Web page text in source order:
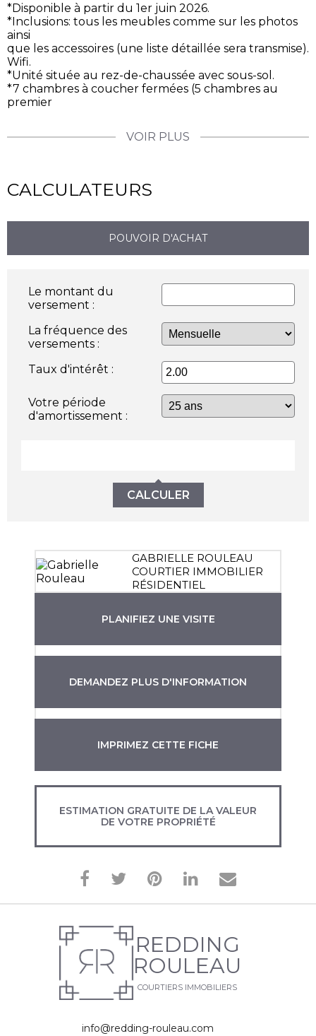
*Disponible à partir du 1er juin 2026.
*Inclusions: tous les meubles comme sur les photos
ainsi
que les accessoires (une liste détaillée sera transmise).
Wifi.
*Unité située au rez-de-chaussée avec sous-sol.
*7 chambres à coucher fermées (5 chambres au
premier
VOIR PLUS
CALCULATEURS
POUVOIR D'ACHAT
Le montant du
versement :
La fréquence des
versements :
Taux d'intérêt :
Votre période
d'amortissement :
CALCULER
GABRIELLE ROULEAU
COURTIER IMMOBILIER
RÉSIDENTIEL
PLANIFIEZ UNE VISITE
DEMANDEZ PLUS D'INFORMATION
IMPRIMEZ CETTE FICHE
ESTIMATION GRATUITE DE LA VALEUR
DE VOTRE PROPRIÉTÉ
REDDING
ROULEAU
COURTIERS IMMOBILIERS
info@redding-rouleau.com